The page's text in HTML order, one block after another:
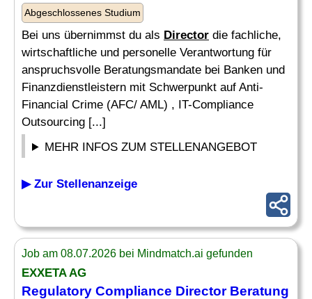
Abgeschlossenes Studium
Bei uns übernimmst du als Director die fachliche,
wirtschaftliche und personelle Verantwortung für
anspruchsvolle Beratungsmandate bei Banken und
Finanzdienstleistern mit Schwerpunkt auf Anti-
Financial Crime (AFC/ AML) , IT-Compliance
Outsourcing [...]
MEHR INFOS ZUM STELLENANGEBOT
▶ Zur Stellenanzeige
Job am 08.07.2026 bei Mindmatch.ai gefunden
EXXETA AG
Regulatory Compliance DirectorBeratung